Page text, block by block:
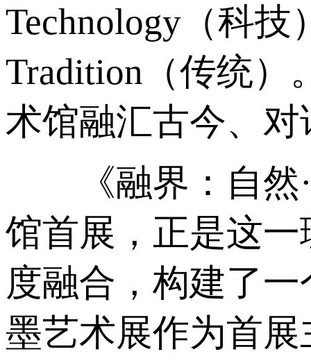
Technology（科
Tradition（传统）
术馆融汇古今、
《融界：自然·
馆首展，正是这
度融合，构建了
墨艺术展作为首